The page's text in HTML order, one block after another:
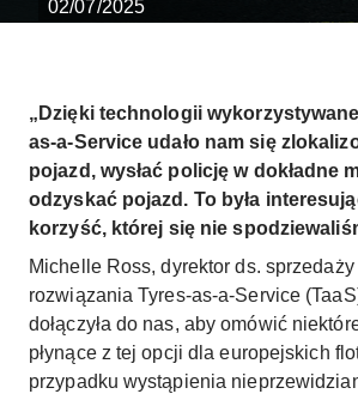
02/07/2025
„Dzięki technologii
as-a-Service udało nam się
pojazd, wysłać policję w dokładne
odzyskać pojazd. To była
korzyść, której się nie
Michelle Ross, dyrektor ds.
rozwiązania Tyres-as-a-Service
dołączyła do nas, aby omówić
płynące z tej opcji dla europejskich
przypadku wystąpienia